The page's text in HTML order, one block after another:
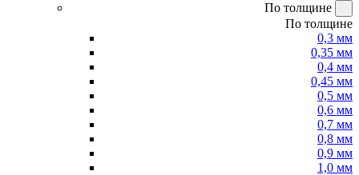
По толщине
По толщине
0,3 мм
0,35 мм
0,4 мм
0,45 мм
0,5 мм
0,6 мм
0,7 мм
0,8 мм
0,9 мм
1,0 мм